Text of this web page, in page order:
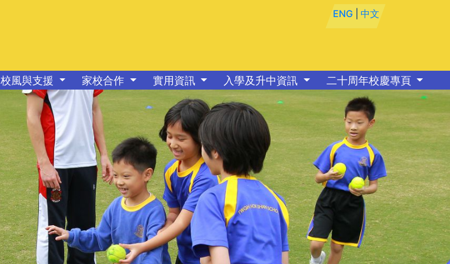
ENG |中文
校風與支援 家校合作 實用資訊 入學及升中資訊 二十周年校慶專頁